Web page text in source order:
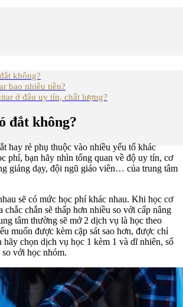
không?
bao nhiêu tiền?
ở đâu uy tín, chất lượng?
đắt không?
hay rẻ phụ thuộc vào nhiều yếu tố khác
phí, bạn hãy nhìn tổng quan về độ uy tín, cơ
giảng dạy, đội ngũ giáo viên… của trung tâm
sẽ có mức học phí khác nhau. Khi học cơ
chắc chắn sẽ thấp hơn nhiều so với cấp nâng
tâm thường sẽ mở 2 dịch vụ là học theo
muốn được kèm cặp sát sao hơn, được chỉ
hãy chọn dịch vụ học 1 kèm 1 và dĩ nhiên, số
so với học nhóm.